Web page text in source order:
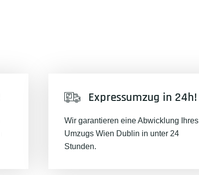
Expressumzug in 24h!
Wir garantieren eine Abwicklung Ihres
Umzugs Wien Dublin in unter 24
Stunden.